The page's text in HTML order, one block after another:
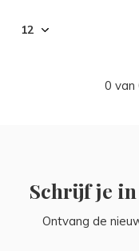
0 van
Schrijf je
Ontvang de